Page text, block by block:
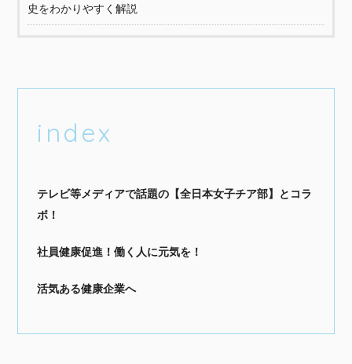
史をわかりやすく解説
index
テレビ等メディアで話題の【全日本女子チア部】とコラ
ボ！
社員健康促進！働く人に元気を！
活気ある健康企業へ